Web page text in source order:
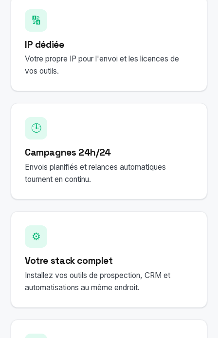
🔢
IP dédiée
Votre propre IP pour l'envoi et les licences de
vos outils.
🕒
Campagnes 24h/24
Envois planifiés et relances automatiques
tournent en continu.
⚙️
Votre stack complet
Installez vos outils de prospection, CRM et
automatisations au même endroit.